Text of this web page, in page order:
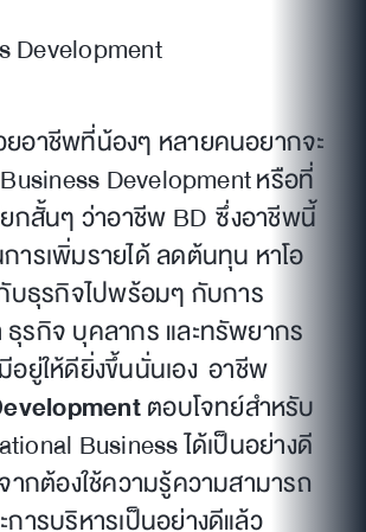
Development
อาชีพที่น้องๆ หลายคนอยากจะ
Development หรือที่
กสั้นๆ ว่าอาชีพ BD ซึ่งอาชีพนี้
ารเพิ่มรายได้ ลดต้นทุน หาโอ
บธุรกิจไปพร้อมๆ กับการ
รกิจ บุคลากร และทรัพยากร
อยู่ให้ดียิ่งขึ้นนั่นเอง อาชีพ
ตอบโจทย์สำหรับ
Business ได้เป็นอย่างดี
ากต้องใช้ความรู้ความสามารถ
ารบริหารเป็นอย่างดีแล้ว